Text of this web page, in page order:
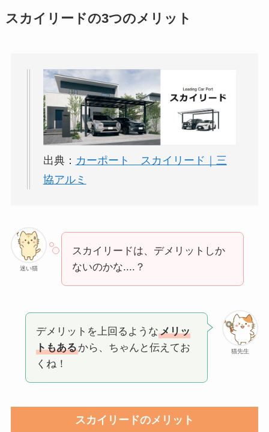
スカイリードの3つのメリット
出典： カーポート スカイリード｜三
協アルミ
迷い猫
スカイリードは、デメリットしか
ないのかな....？
猫先生
デメリットを上回るようなメリッ
トもあるから、ちゃんと伝えてお
くね！
スカイリードのメリット